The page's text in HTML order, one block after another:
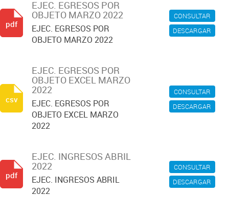
CONSULTAR
DESCARGAR
EJEC. EGRESOS POR
OBJETO MARZO 2022
EJEC. EGRESOS POR
OBJETO MARZO 2022
pdf
CONSULTAR
DESCARGAR
EJEC. EGRESOS POR
OBJETO EXCEL MARZO
2022
EJEC. EGRESOS POR
OBJETO EXCEL MARZO
2022
csv
CONSULTAR
DESCARGAR
EJEC. INGRESOS ABRIL
2022
EJEC. INGRESOS ABRIL
2022
pdf